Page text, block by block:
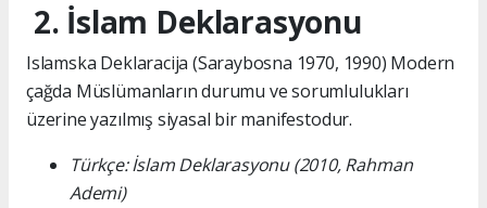
2. İslam Deklarasyonu
Islamska Deklaracija (Saraybosna 1970, 1990) Modern
çağda Müslümanların durumu ve sorumlulukları
üzerine yazılmış siyasal bir manifestodur.
Türkçe: İslam Deklarasyonu (2010, Rahman
Ademi)